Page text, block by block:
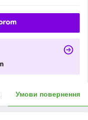
Умови повернення